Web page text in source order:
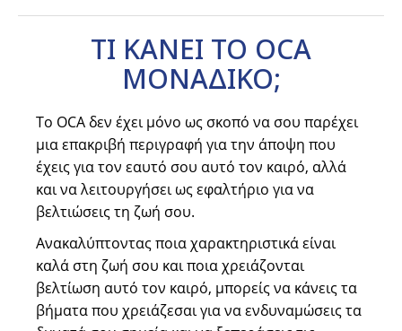
ΤΙ ΚΑΝΕΙ ΤΟ OCA
ΜΟΝΑΔΙΚΟ;
Το OCA δεν έχει μόνο ως σκοπό να σου παρέχει
μια επακριβή περιγραφή για την άποψη που
έχεις για τον εαυτό σου αυτό τον καιρό, αλλά
και να λειτουργήσει ως εφαλτήριο για να
βελτιώσεις τη ζωή σου.
Ανακαλύπτοντας ποια χαρακτηριστικά είναι
καλά στη ζωή σου και ποια χρειάζονται
βελτίωση αυτό τον καιρό, μπορείς να κάνεις τα
βήματα που χρειάζεσαι για να ενδυναμώσεις τα